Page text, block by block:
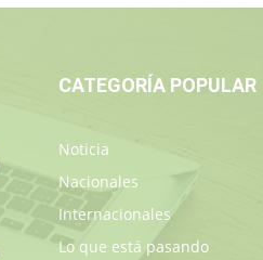
CATEGORÍA POPULAR
Noticia
Nacionales
Internacionales
Lo que está pasando